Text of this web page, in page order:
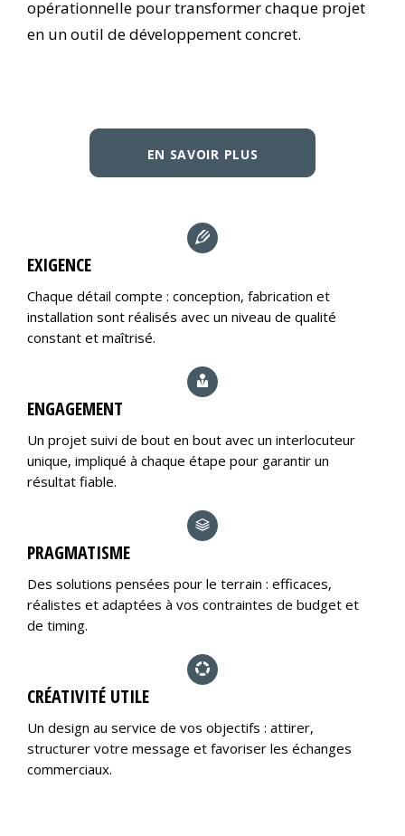
opérationnelle pour transformer chaque projet
en un outil de développement concret.
EN SAVOIR PLUS
EXIGENCE
Chaque détail compte : conception, fabrication et
installation sont réalisés avec un niveau de qualité
constant et maîtrisé.
ENGAGEMENT
Un projet suivi de bout en bout avec un interlocuteur
unique, impliqué à chaque étape pour garantir un
résultat fiable.
PRAGMATISME
Des solutions pensées pour le terrain : efficaces,
réalistes et adaptées à vos contraintes de budget et
de timing.
CRÉATIVITÉ UTILE
Un design au service de vos objectifs : attirer,
structurer votre message et favoriser les échanges
commerciaux.